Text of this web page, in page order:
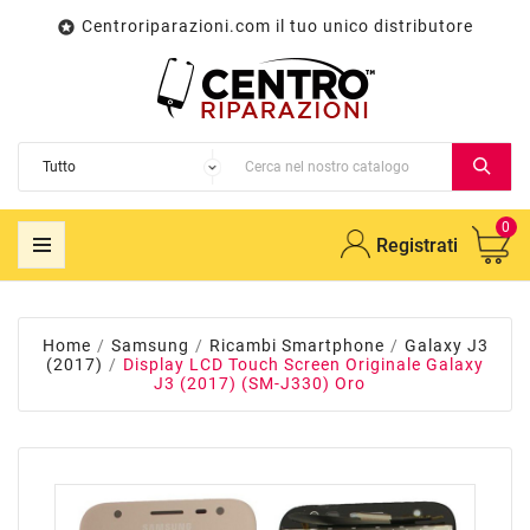
 Centroriparazioni.com il tuo unico distributore
Registrati
0
Home Samsung Ricambi Smartphone
Galaxy J3
(2017)
Display LCD Touch Screen Originale Galaxy
J3 (2017) (SM-J330) Oro